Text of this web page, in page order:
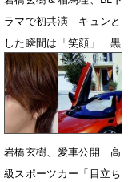
ラマで初共演 キュンと
した瞬間は「笑顔」 黒
歴史も公開
6月13日 05時46分
岩橋玄樹、愛車公開 高
級スポーツカー「目立ち